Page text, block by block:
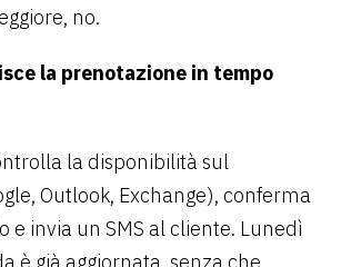
no.
la prenotazione in tempo
la disponibilità sul
Outlook, Exchange), conferma
invia un SMS al cliente. Lunedì